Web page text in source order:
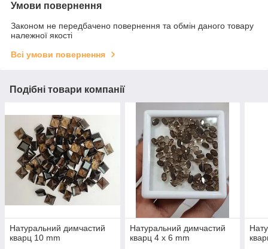
Умови повернення
Законом не передбачено повернення та обмін даного товару
належної якості
Всі умови повернення
Подібні товари компанії
Натуральний димчастий
кварц 10 mm
Натуральний димчастий
кварц 4 х 6 mm